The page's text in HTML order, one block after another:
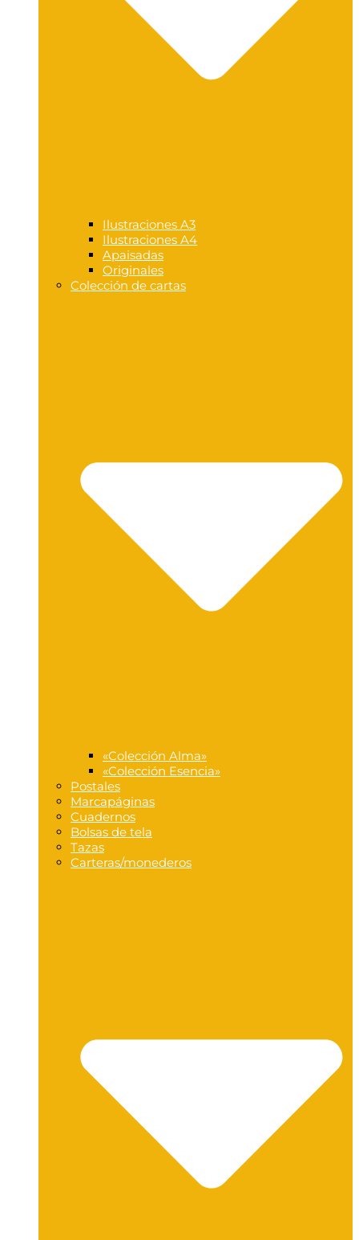
Ilustraciones A3
Ilustraciones A4
Apaisadas
Originales
Colección de cartas
«Colección Alma»
«Colección Esencia»
Postales
Marcapáginas
Cuadernos
Bolsas de tela
Tazas
Carteras/monederos